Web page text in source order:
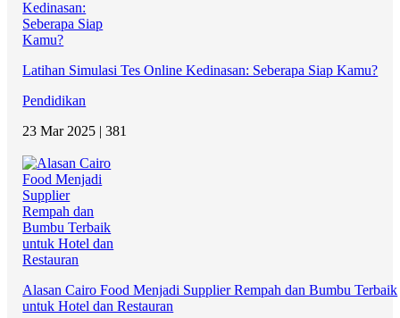
Latihan Simulasi Tes Online Kedinasan: Seberapa Siap Kamu?
Pendidikan
23 Mar 2025 |381
Alasan Cairo Food Menjadi Supplier Rempah dan Bumbu Terbaik
untuk Hotel dan Restauran